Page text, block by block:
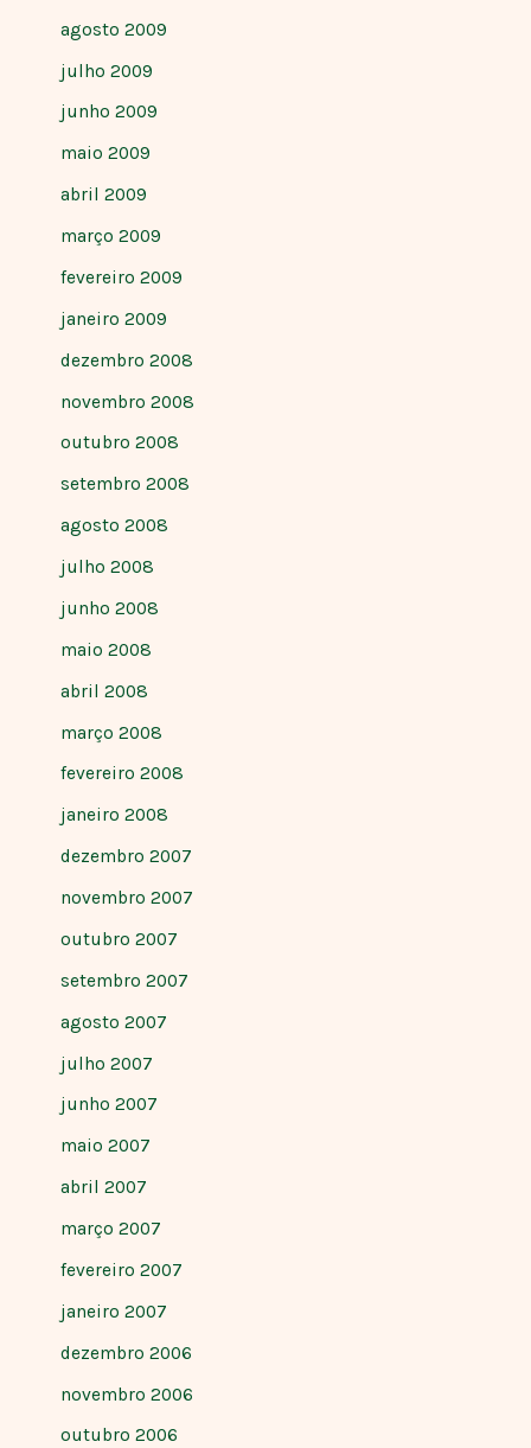
agosto 2009
julho 2009
junho 2009
maio 2009
abril 2009
março 2009
fevereiro 2009
janeiro 2009
dezembro 2008
novembro 2008
outubro 2008
setembro 2008
agosto 2008
julho 2008
junho 2008
maio 2008
abril 2008
março 2008
fevereiro 2008
janeiro 2008
dezembro 2007
novembro 2007
outubro 2007
setembro 2007
agosto 2007
julho 2007
junho 2007
maio 2007
abril 2007
março 2007
fevereiro 2007
janeiro 2007
dezembro 2006
novembro 2006
outubro 2006